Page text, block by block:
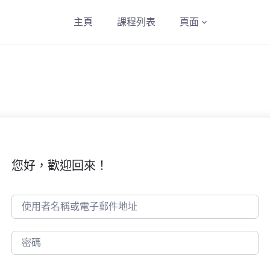
主頁 課程列表 頁面
您好，歡迎回來！